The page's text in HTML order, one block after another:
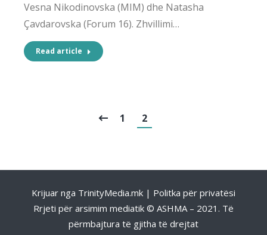
Vesna Nikodinovska (MIM) dhe Natasha
Çavdarovska (Forum 16). Zhvillimi…
Read article
1 2
Krijuar nga TrinityMedia.mk | Politka për privatësi
Rrjeti për arsimim mediatik © ASHMA – 2021. Të
përmbajtura të gjitha të drejtat